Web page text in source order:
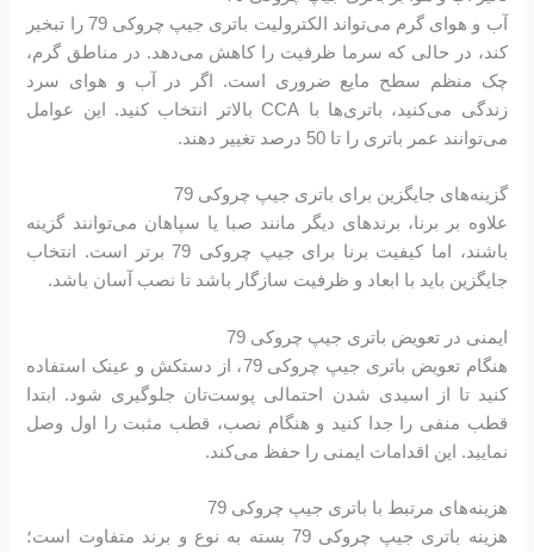
آب و هوای گرم می‌تواند الکترولیت باتری جیپ چروکی 79 را تبخیر
کند، در حالی که سرما ظرفیت را کاهش می‌دهد. در مناطق گرم،
چک منظم سطح مایع ضروری است. اگر در آب و هوای سرد
زندگی می‌کنید، باتری‌ها با CCA بالاتر انتخاب کنید. این عوامل
می‌توانند عمر باتری را تا 50 درصد تغییر دهند.
گزینه‌های جایگزین برای باتری جیپ چروکی 79
علاوه بر برنا، برندهای دیگر مانند صبا یا سپاهان می‌توانند گزینه
باشند، اما کیفیت برنا برای جیپ چروکی 79 برتر است. انتخاب
جایگزین باید با ابعاد و ظرفیت سازگار باشد تا نصب آسان باشد.
ایمنی در تعویض باتری جیپ چروکی 79
هنگام تعویض باتری جیپ چروکی 79، از دستکش و عینک استفاده
کنید تا از اسیدی شدن احتمالی پوست‌تان جلوگیری شود. ابتدا
قطب منفی را جدا کنید و هنگام نصب، قطب مثبت را اول وصل
نمایید. این اقدامات ایمنی را حفظ می‌کند.
هزینه‌های مرتبط با باتری جیپ چروکی 79
هزینه باتری جیپ چروکی 79 بسته به نوع و برند متفاوت است؛